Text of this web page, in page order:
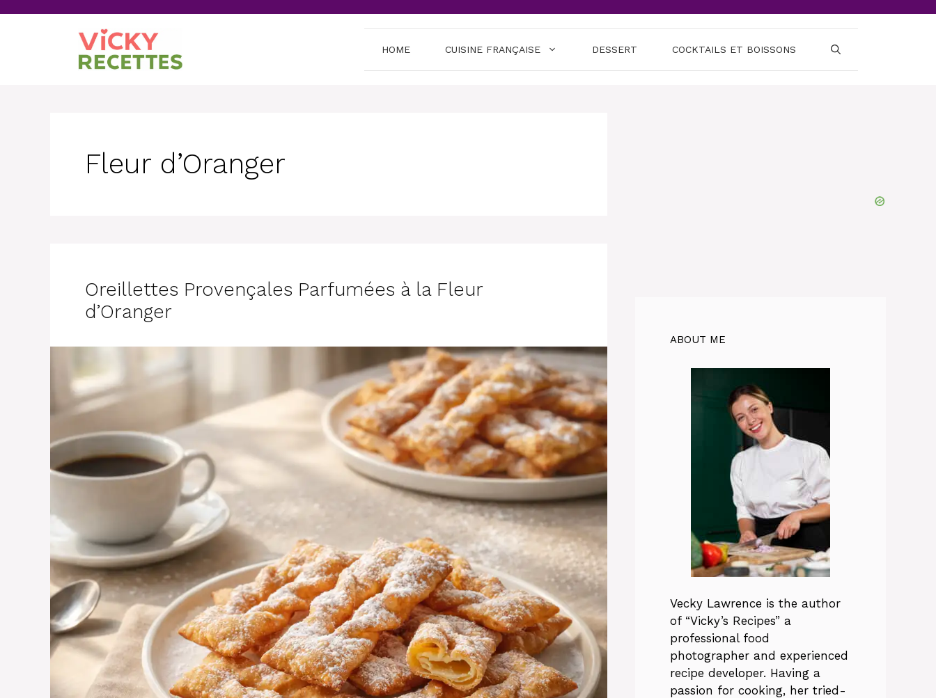
HOME CUISINE FRANÇAISE DESSERT COCKTAILS ET BOISSONS
Fleur d’Oranger
Oreillettes Provençales Parfumées à la Fleur
d’Oranger
ABOUT ME
Vecky Lawrence is the author
of “Vicky’s Recipes” a
professional food
photographer and experienced
recipe developer. Having a
passion for cooking, her tried-